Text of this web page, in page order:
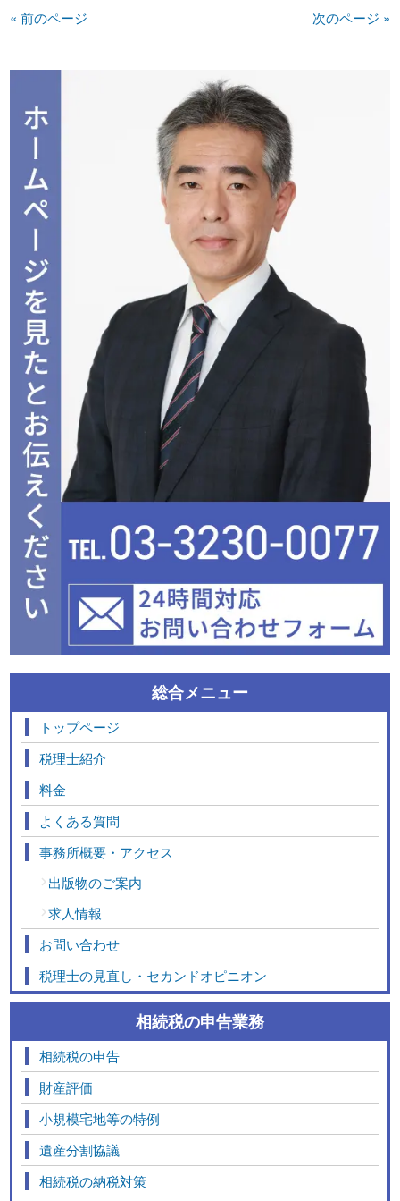
« 前のページ 次のページ »
総合メニュー
トップページ
税理士紹介
料金
よくある質問
事務所概要・アクセス
出版物のご案内
求人情報
お問い合わせ
税理士の見直し・セカンドオピニオン
相続税の申告業務
相続税の申告
財産評価
小規模宅地等の特例
遺産分割協議
相続税の納税対策